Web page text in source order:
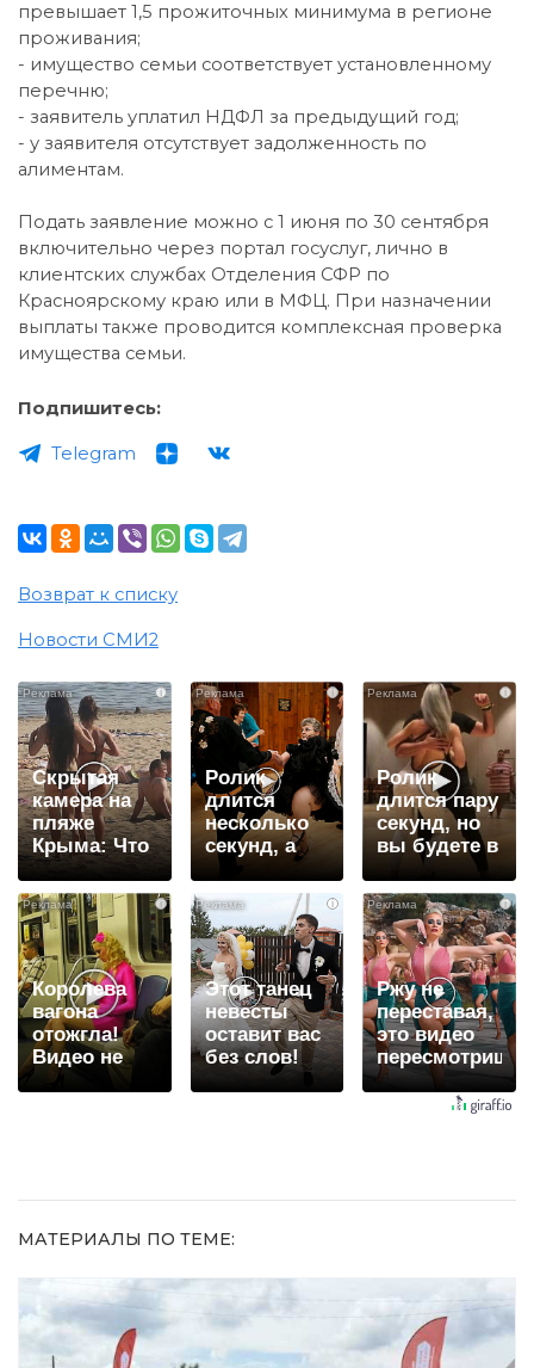
превышает 1,5 прожиточных минимума в регионе
проживания;
- имущество семьи соответствует установленному
перечню;
- заявитель уплатил НДФЛ за предыдущий год;
- у заявителя отсутствует задолженность по
алиментам.
Подать заявление можно с 1 июня по 30 сентября
включительно через портал госуслуг, лично в
клиентских службах Отделения СФР по
Красноярскому краю или в МФЦ. При назначении
выплаты также проводится комплексная проверка
имущества семьи.
Подпишитесь:
Telegram
Возврат к списку
Новости СМИ2
i
Скрытая
камера на
пляже
Крыма: Что
люди
вытворяют,
когда их не
видят...
i
Ролик
длится
несколько
секунд, а
смеяться
вы будете
долго
i
Ролик
длится пару
секунд, но
вы будете в
шоке от
увиденного
i
Королева
вагона
отожгла!
Видео не
оставит
i
Этот танец
невесты
оставит вас
без слов!
Пересмотрела
i
Ржу не
переставая,
это видео
пересмотришь
не раз
МАТЕРИАЛЫ ПО ТЕМЕ: